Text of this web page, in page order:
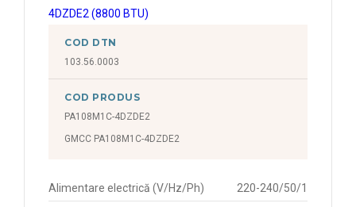
COD DTN
103.56.0003
COD PRODUS
PA108M1C-4DZDE2
GMCC PA108M1C-4DZDE2
Alimentare electrică (V/Hz/Ph) 220-240/50/1